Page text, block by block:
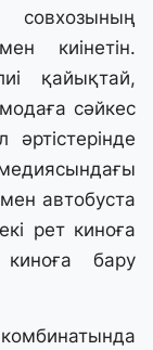
киінетін.
қайықтай,
сәйкес
автобуста
рет киноға
бару